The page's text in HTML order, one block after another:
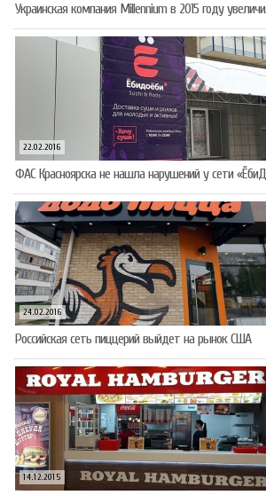
Украинская компания Millennium в 2015 году
22.02.2016
ФАС Красноярска не нашла нарушений у сети
24.02.2016
Российская сеть пиццерий выйдет на рынок США
14.12.2015